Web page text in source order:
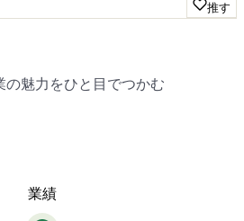
推す
魅力をひと目でつかむ
業績